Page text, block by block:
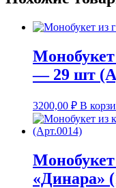
— 29 шт
3200,00 ₽ В
«Динара»